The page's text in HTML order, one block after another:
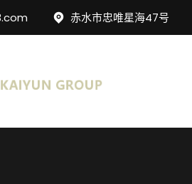
赤水市忠唯星海47号